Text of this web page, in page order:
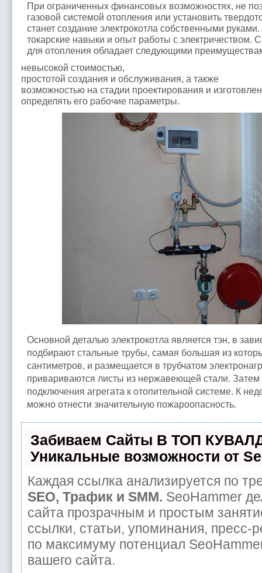
При ограниченных финансовых возможностях, не
газовой системой отопления или установить
станет создание электрокотла собственными
токарские навыки и опыт работы с электричеством.
для отопления обладает следующими
невысокой стоимостью,
простотой создания и обслуживания, а также
возможностью на стадии проектирования и
определять его рабочие параметры.
Основной деталью электрокотла является тэн, в
подбирают стальные трубы, самая большая из
сантиметров, и размещается в трубчатом
привариваются листы из нержавеющей стали.
подключения агрегата к отопительной системе. К
можно отнести значительную пожароопасность.
Забиваем Сайты В ТОП
Уникальные возможности от
Каждая ссылка анализируется по
SEO, Трафик и SMM. SeoHammer
сайта прозрачным и простым
ссылки, статьи, упоминания, пресс-
по максимуму потенциал
вашего сайта.